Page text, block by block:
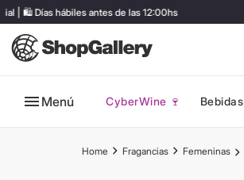
🛍️ Días hábiles antes de las 12:00hs
Menú CyberWine 🍷 Bebidas
Fragancias Femeninas